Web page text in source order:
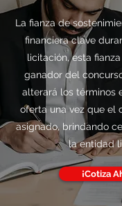
La fianza de
financiera clave
licitación, esta
ganador del
alterará los términos
oferta una vez que el
asignado, brindando
la entidad
¡Cotiza